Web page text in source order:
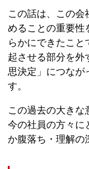
この話は、この会
めることの重要性
らかにできたこと
起させる部分を外
思決定」につなが
す。
この過去の大きな
今の社員の方々に
か腹落ち・理解の